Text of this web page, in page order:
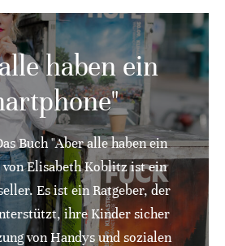
haben ein
Buch "Aber alle haben ein
Elisabeth Koblitz ist ein
Es ist ein Ratgeber, der
ihre Kinder sicher
von Handys und sozialen